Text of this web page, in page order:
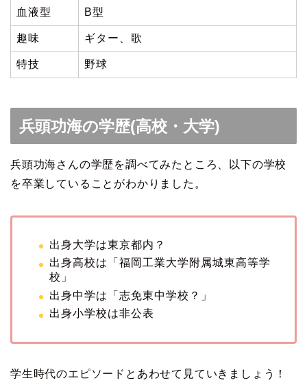
血液型 B型
趣味 ギター、歌
特技 野球
兵頭功海の学歴(高校・大学)
兵頭功海さんの学歴を調べてみたところ、以下の学校
を卒業していることがわかりました。
出身大学は東京都内？
出身高校は「福岡工業大学附属城東高等学
校」
出身中学は「志免東中学校？」
出身小学校は非公表
学生時代のエピソードとあわせて見ていきましょう！